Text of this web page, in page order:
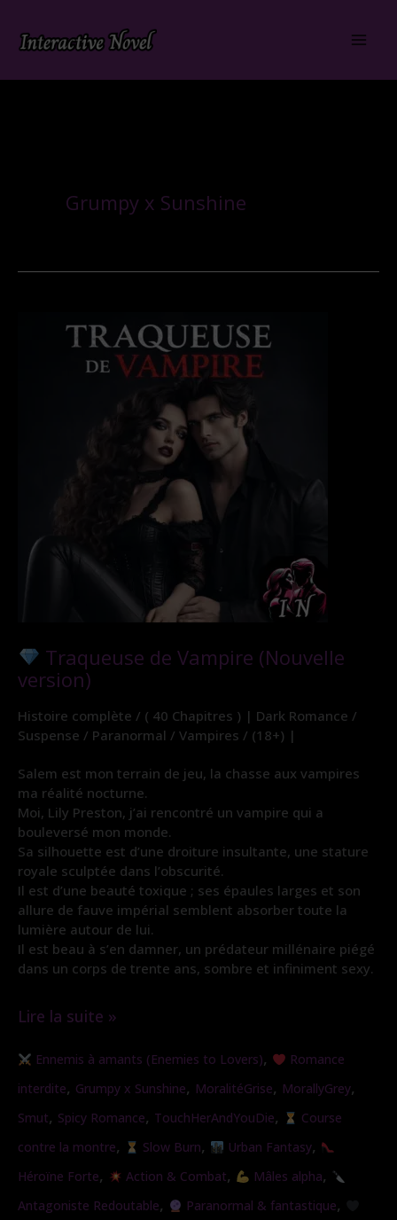
Grumpy x Sunshine
Traqueuse de Vampire (Nouvelle
version)
Histoire complète / ( 40 Chapitres ) | Dark Romance /
Suspense / Paranormal / Vampires / (18+) |
Salem est mon terrain de jeu, la chasse aux vampires
ma réalité nocturne.
Moi, Lily Preston, j’ai rencontré un vampire qui a
bouleversé mon monde.
Sa silhouette est d’une droiture insultante, une stature
royale sculptée dans l’obscurité.
Il est d’une beauté toxique ; ses épaules larges et son
allure de fauve impérial semblent absorber toute la
lumière autour de lui.
Il est beau à s’en damner, un prédateur millénaire piégé
dans un corps de trente ans, sombre et infiniment sexy.
(Nouvelle
Lire la suite »
Ennemis à amants (Enemies to Lovers),
Romance
interdite, Grumpy x Sunshine, MoralitéGrise, MorallyGrey,
Smut, Spicy Romance, TouchHerAndYouDie,
Course
contre la montre, Slow Burn, Urban Fantasy,
Héroïne Forte, Action & Combat, Mâles alpha,
Antagoniste Redoutable, Paranormal & fantastique,